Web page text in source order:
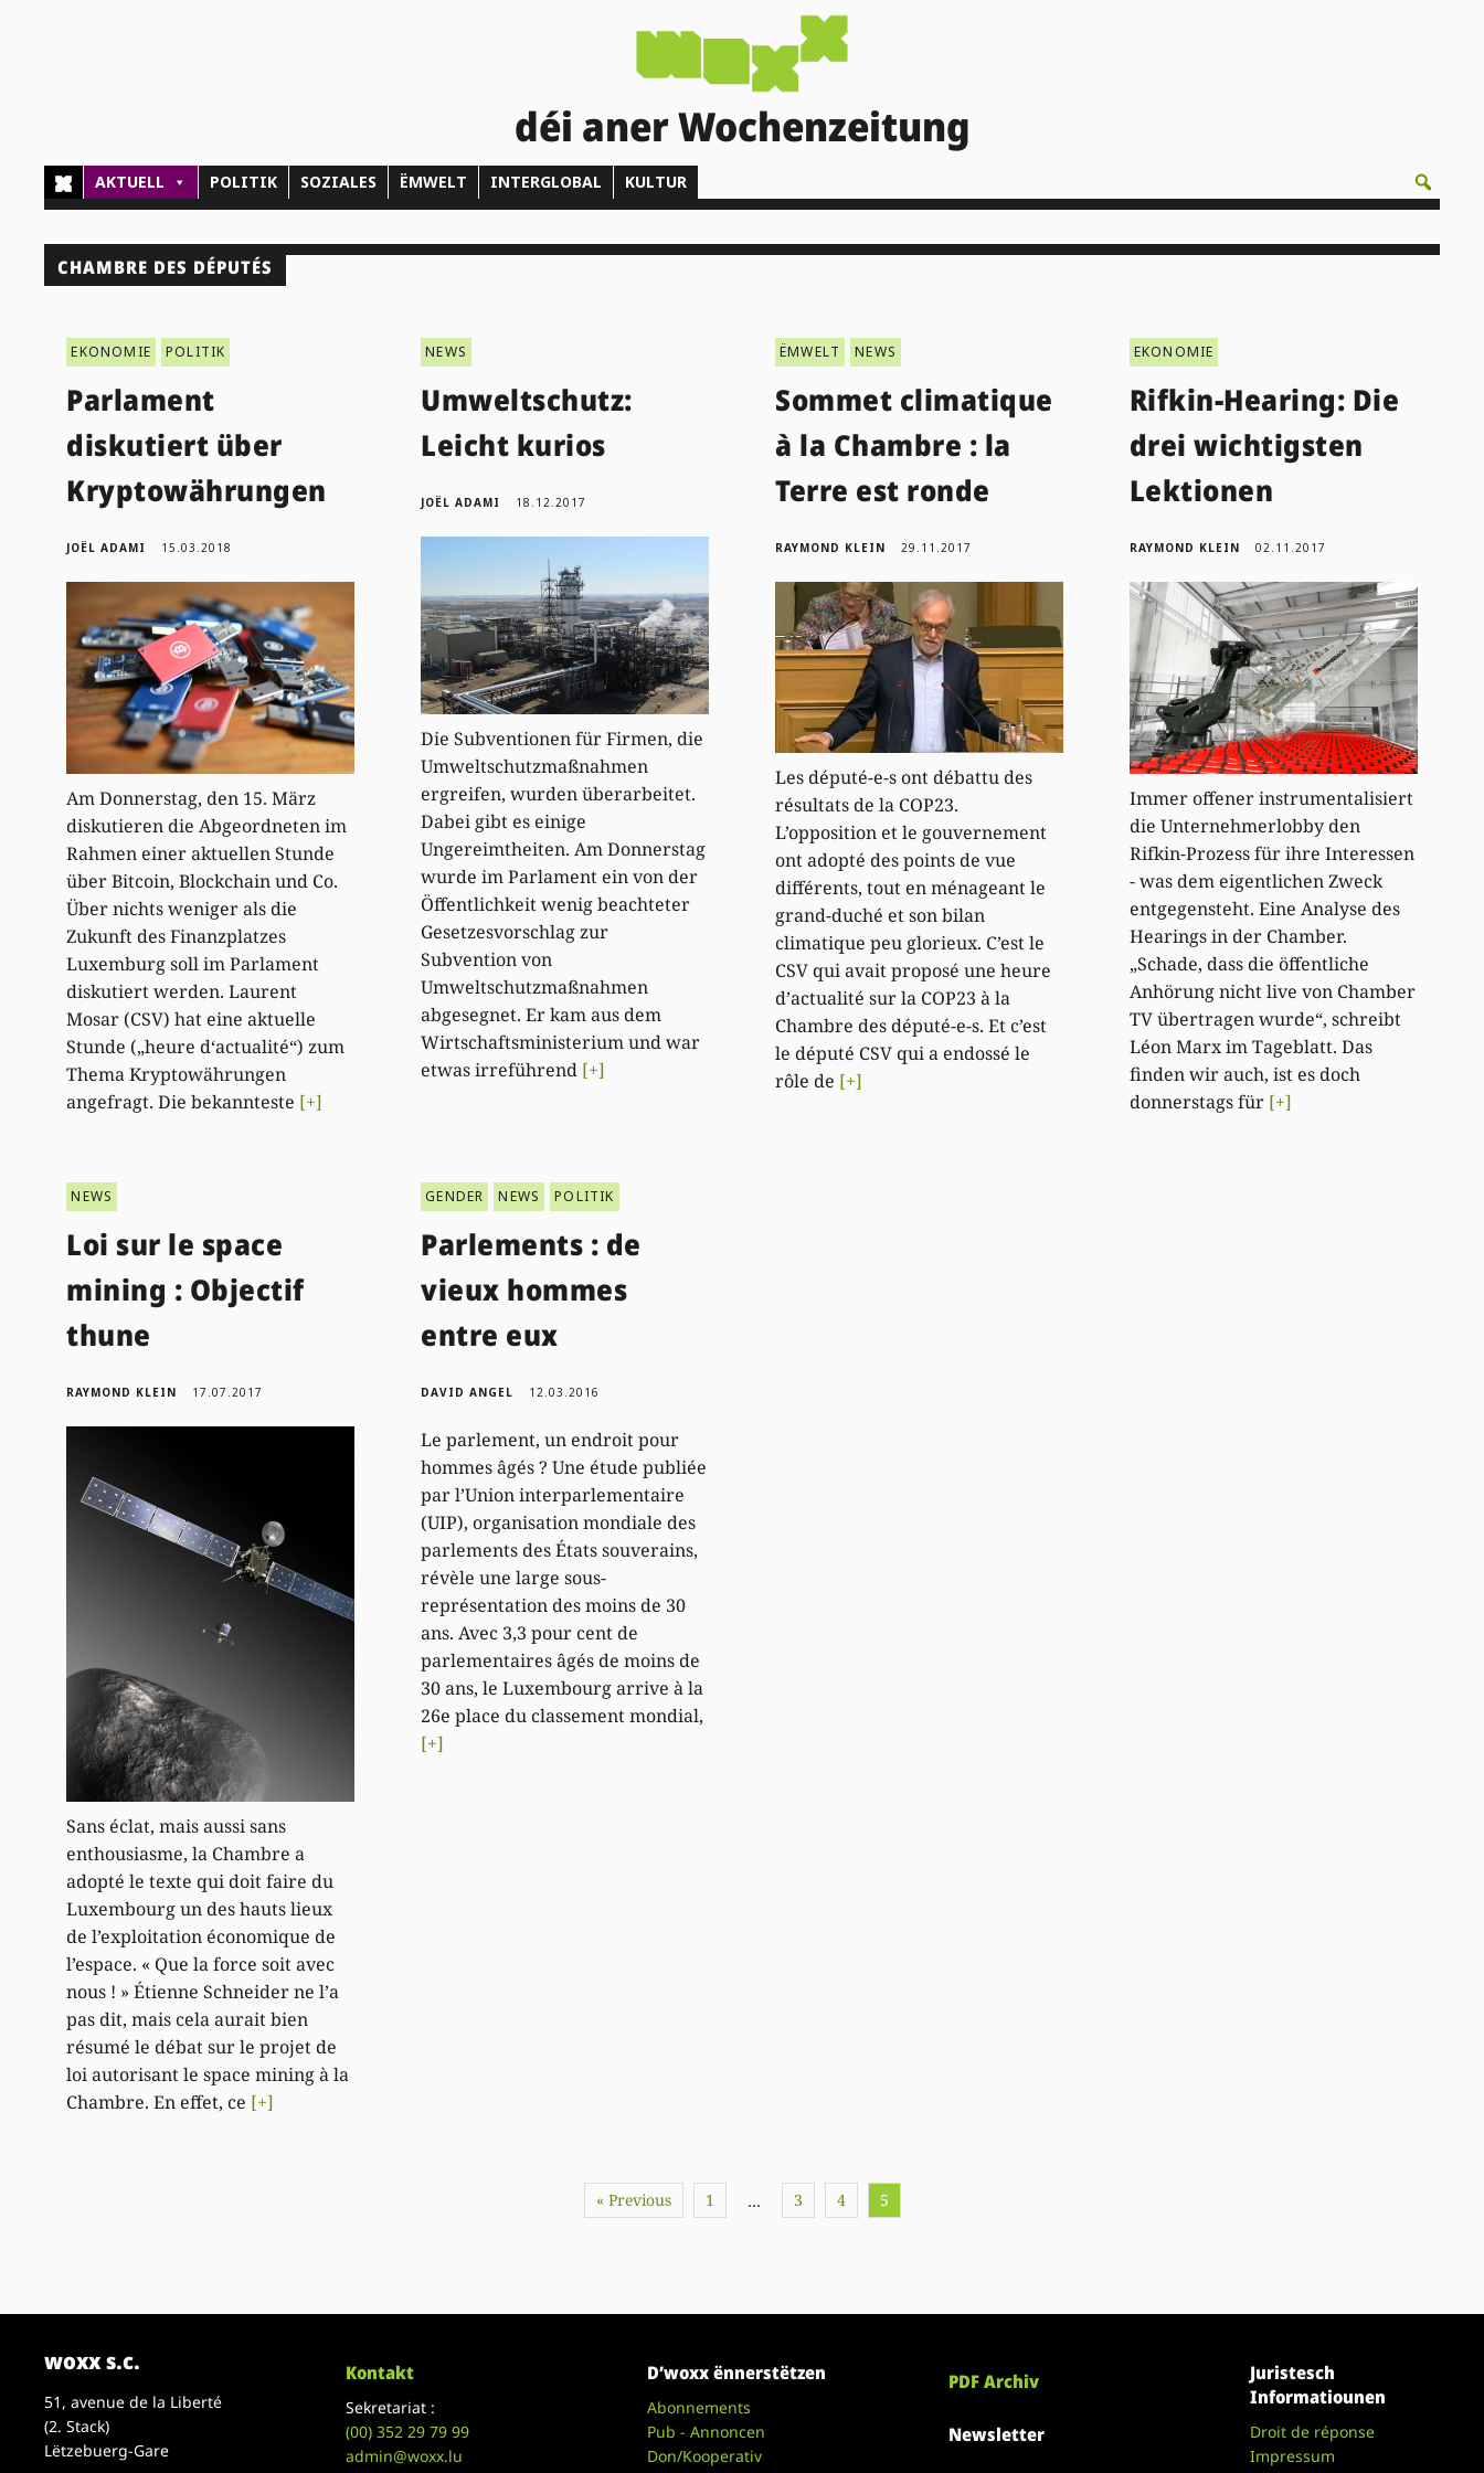
déi aner Wochenzeitung
AKTUELL POLITIK SOZIALES ËMWELT INTERGLOBAL KULTUR
CHAMBRE DES DÉPUTÉS
EKONOMIE POLITIK
Parlament
diskutiert über
Kryptowährungen
JOËL ADAMI 15.03.2018
Am Donnerstag, den 15. März
diskutieren die Abgeordneten im
Rahmen einer aktuellen Stunde
über Bitcoin, Blockchain und Co.
Über nichts weniger als die
Zukunft des Finanzplatzes
Luxemburg soll im Parlament
diskutiert werden. Laurent
Mosar (CSV) hat eine aktuelle
Stunde („heure d‘actualité“) zum
Thema Kryptowährungen
angefragt. Die bekannteste [+]
NEWS
Umweltschutz:
Leicht kurios
JOËL ADAMI 18.12.2017
Die Subventionen für Firmen, die
Umweltschutzmaßnahmen
ergreifen, wurden überarbeitet.
Dabei gibt es einige
Ungereimtheiten. Am Donnerstag
wurde im Parlament ein von der
Öffentlichkeit wenig beachteter
Gesetzesvorschlag zur
Subvention von
Umweltschutzmaßnahmen
abgesegnet. Er kam aus dem
Wirtschaftsministerium und war
etwas irreführend [+]
ËMWELT NEWS
Sommet climatique
à la Chambre : la
Terre est ronde
RAYMOND KLEIN 29.11.2017
Les député-e-s ont débattu des
résultats de la COP23.
L’opposition et le gouvernement
ont adopté des points de vue
différents, tout en ménageant le
grand-duché et son bilan
climatique peu glorieux. C’est le
CSV qui avait proposé une heure
d’actualité sur la COP23 à la
Chambre des député-e-s. Et c’est
le député CSV qui a endossé le
rôle de [+]
EKONOMIE
Rifkin-Hearing: Die
drei wichtigsten
Lektionen
RAYMOND KLEIN 02.11.2017
Immer offener instrumentalisiert
die Unternehmerlobby den
Rifkin-Prozess für ihre Interessen
- was dem eigentlichen Zweck
entgegensteht. Eine Analyse des
Hearings in der Chamber.
„Schade, dass die öffentliche
Anhörung nicht live von Chamber
TV übertragen wurde“, schreibt
Léon Marx im Tageblatt. Das
finden wir auch, ist es doch
donnerstags für [+]
NEWS
Loi sur le space
mining : Objectif
thune
RAYMOND KLEIN 17.07.2017
Sans éclat, mais aussi sans
enthousiasme, la Chambre a
adopté le texte qui doit faire du
Luxembourg un des hauts lieux
de l’exploitation économique de
l’espace. « Que la force soit avec
nous ! » Étienne Schneider ne l’a
pas dit, mais cela aurait bien
résumé le débat sur le projet de
loi autorisant le space mining à la
Chambre. En effet, ce [+]
GENDER NEWS POLITIK
Parlements : de
vieux hommes
entre eux
DAVID ANGEL 12.03.2016
Le parlement, un endroit pour
hommes âgés ? Une étude publiée
par l’Union interparlementaire
(UIP), organisation mondiale des
parlements des États souverains,
révèle une large sous-
représentation des moins de 30
ans. Avec 3,3 pour cent de
parlementaires âgés de moins de
30 ans, le Luxembourg arrive à la
26e place du classement mondial,
[+]
« Previous 1 … 3 4 5
woxx s.c.
51, avenue de la Liberté
(2. Stack)
Lëtzebuerg-Gare
Kontakt
Sekretariat :
(00)352 29 79 99
admin@woxx.lu
D’woxx ënnerstëtzen
Abonnements
Pub - Annoncen
Don/Kooperativ
PDF Archiv
Newsletter
Juristesch
Informatiounen
Droit de réponse
Impressum